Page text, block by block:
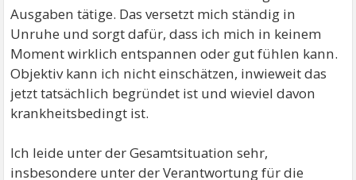
Ausgaben tätige. Das versetzt mich ständig in
Unruhe und sorgt dafür, dass ich mich in keinem
Moment wirklich entspannen oder gut fühlen kann.
Objektiv kann ich nicht einschätzen, inwieweit das
jetzt tatsächlich begründet ist und wieviel davon
krankheitsbedingt ist.
Ich leide unter der Gesamtsituation sehr,
insbesondere unter der Verantwortung für die